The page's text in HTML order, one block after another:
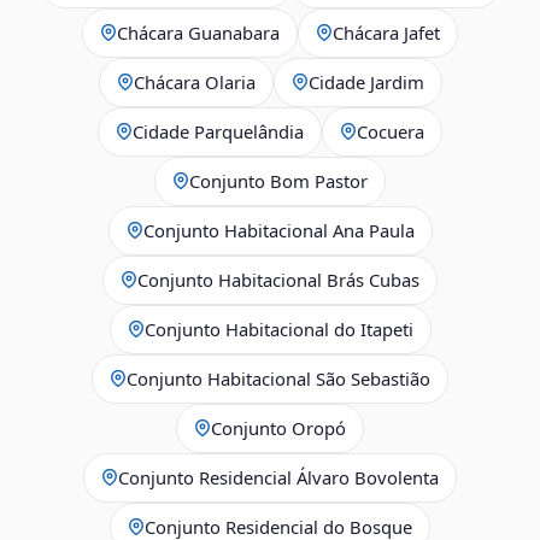
Chácara Guanabara Chácara Jafet
Chácara Olaria Cidade Jardim
Cidade Parquelândia Cocuera
Conjunto Bom Pastor
Conjunto Habitacional Ana Paula
Conjunto Habitacional Brás Cubas
Conjunto Habitacional do Itapeti
Conjunto Habitacional São Sebastião
Conjunto Oropó
Conjunto Residencial Álvaro Bovolenta
Conjunto Residencial do Bosque